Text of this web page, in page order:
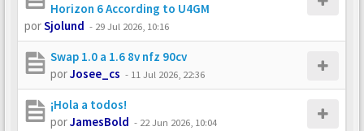
Horizon 6 According to U4GM
porSjolund - 29 Jul 2026, 10:16
Swap 1.0 a 1.6 8v nfz 90cv
porJosee_cs - 11 Jul 2026, 22:36
¡Hola a todos!
porJamesBold - 22 Jun 2026, 10:04